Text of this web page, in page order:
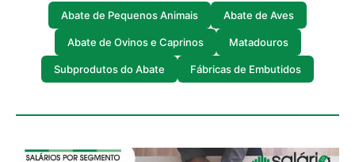
Abate de Pequenos Animais Abate de Aves
Abate de Ovinos e Caprinos Matadouros
Subprodutos do Abate Fábricas de Embutidos